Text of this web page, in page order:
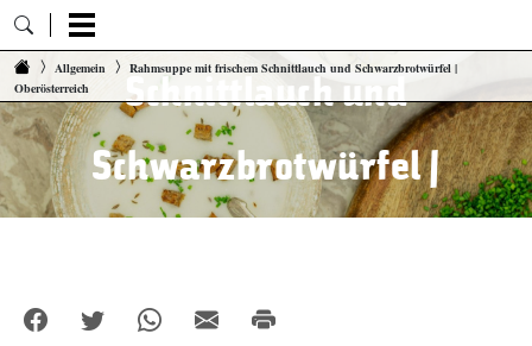
Zum Inhalt springen
Allgemein
Rahmsuppe mit frischem Schnittlauch und Schwarzbrotwürfel |
Oberösterreich
Rahmsuppe mit frischem
Schnittlauch und
Schwarzbrotwürfel |